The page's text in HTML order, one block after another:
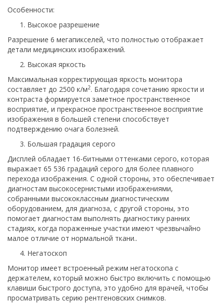
Особенности:
Высокое разрешение
Разрешение 6 мегапикселей, что полностью отображает
детали медицинских изображений.
Высокая яркость
Максимальная корректирующая яркость монитора
составляет до 2500 к/м2. Благодаря сочетанию яркости и
контраста формируется заметное пространственное
восприятие, и прекрасное пространственное восприятие
изображения в большей степени способствует
подтверждению очага болезней.
Большая градация серого
Дисплей обладает 16-битными оттенками серого, которая
выражает 65 536 градаций серого для более плавного
перехода изображения. С одной стороны, это обеспечивает
диагностам высокосернистыми изображениями,
собранными высококлассным диагностическим
оборудованием, для диагноза, с другой стороны, это
помогает диагностам выполнять диагностику ранних
стадиях, когда пораженные участки имеют чрезвычайно
малое отличие от нормальной ткани..
Негатоскоп
Монитор имеет встроенный режим негатоскопа с
держателем, который можно быстро включить с помощью
клавиши быстрого доступа, это удобно для врачей, чтобы
просматривать серию рентгеновских снимков.